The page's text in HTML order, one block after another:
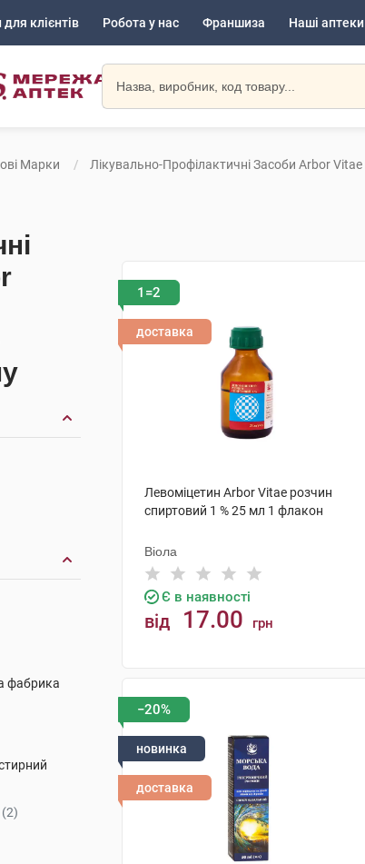
клієнтів Робота у нас Франшиза Наші аптеки
Марки Лікувально-Профілактичні Засоби Arbor Vitae
фабрика
(2)
1=2
доставка
Левоміцетин Arbor Vitae розчин
спиртовий 1 % 25 мл 1 флакон
Віола
Є в наявності
від 17.00 грн
−20%
новинка
доставка